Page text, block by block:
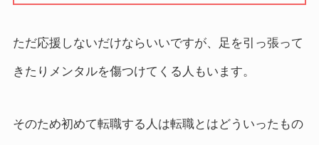
ただ応援しないだけならいいですが、足を引っ張って
きたりメンタルを傷つけてくる人もいます。
そのため初めて転職する人は転職とはどういったもの